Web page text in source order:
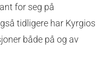
for seg på
tidligere har Kyrgios
både på og av